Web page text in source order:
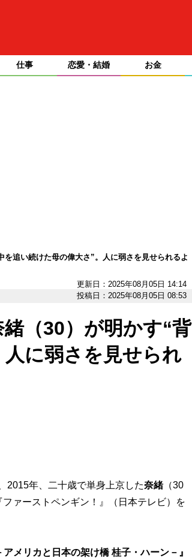
仕事 恋愛・結婚 お金
追い続けた母の偉大さ”。人に弱さを見せられるよ
更新日：2025年08月05日 14:14
投稿日：2025年08月05日 08:53
（30）が明かす“背
に弱さを見せられ
年、二十歳で単身上京した奈緒（30
ァーストペンギン！』（日本テレビ）を
アメリカと日本の架け橋 桂子・ハーン－』